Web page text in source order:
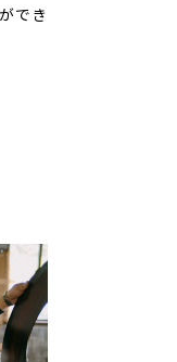
でき